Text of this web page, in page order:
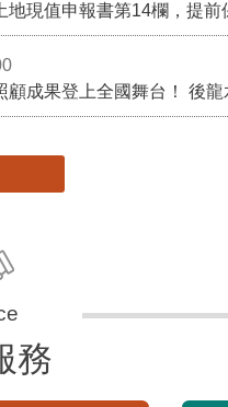
地現值申報書第14欄，提前
務